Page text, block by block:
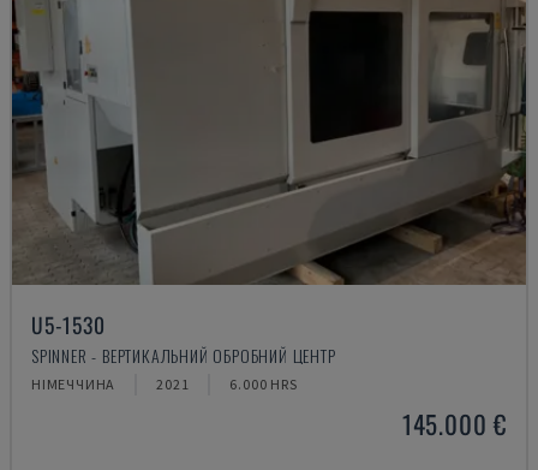
U5-1530
SPINNER - ВЕРТИКАЛЬНИЙ ОБРОБНИЙ ЦЕНТР
НІМЕЧЧИНА 2021 6.000 HRS
145.000 €